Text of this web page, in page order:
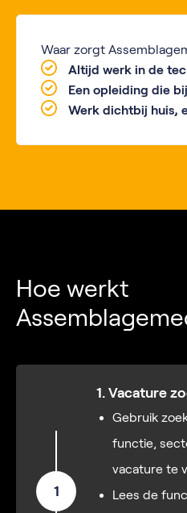
Waar zorgt
Altijd werk in de
Een opleiding die
Werk dichtbij huis,
Hoe werkt
1
1. Vacature
Gebruik
functie,
vacature te
Lees de